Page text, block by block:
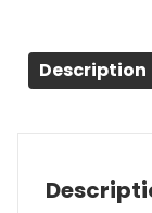
Description